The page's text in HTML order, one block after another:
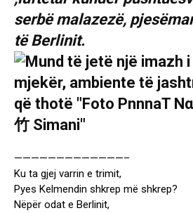
serbë malazezë,
të Berlinit.
—————————————–
Ku ta gjej varrin e trimit,
Pyes Kelmendin shkrep më shkrep?
Nëpër odat e Berlinit,